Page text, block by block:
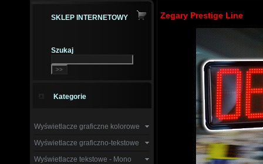
SKLEP INTERNETOWY
Szukaj
Kategorie
Wyświetlacze graficzne kolorowe
Wyświetlacze graficzno-tekstowe
Wyświetlacze tekstowe - Mono
Zegary Prestige Line